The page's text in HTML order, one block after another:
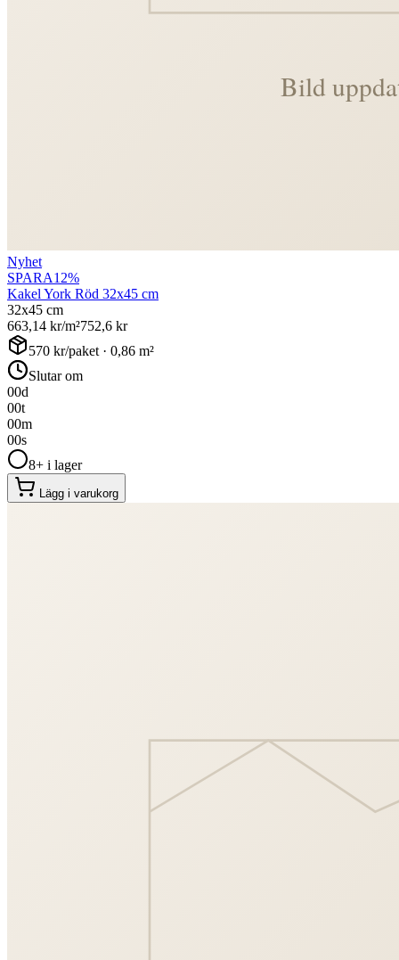
Nyhet
SPARA12%
Kakel York Röd 32x45 cm
32x45 cm
663,14 kr/m²752,6 kr
570 kr/paket · 0,86 m²
Slutar om
00d
00t
00m
00s
8+ i lager
Lägg i varukorg